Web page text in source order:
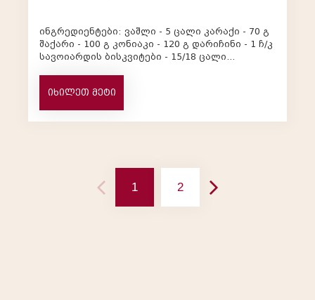
ინგრედიენტები: ვაშლი - 5 ცალი კარაქი - 70 გ
შაქარი - 100 გ კონიაკი - 120 გ დარიჩინი - 1 ჩ/კ
სავოიარდის ბისკვიტები - 15/18 ცალი
იხილეთ მეტი
1 2